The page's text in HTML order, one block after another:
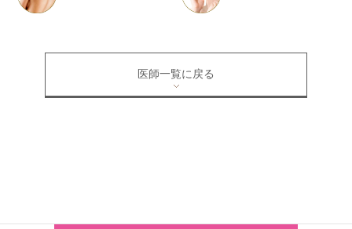
医師一覧に戻る